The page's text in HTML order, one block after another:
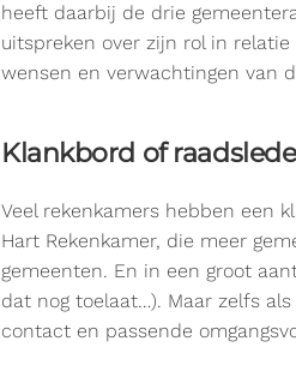
heeft daarbij de drie
uitspreken over zijn rol in
wensen en verwachtingen van
Klankbord of
Veel rekenkamers hebben een
Hart Rekenkamer, die meer
gemeenten. En in een groot
dat nog toelaat…). Maar zelfs
contact en passende